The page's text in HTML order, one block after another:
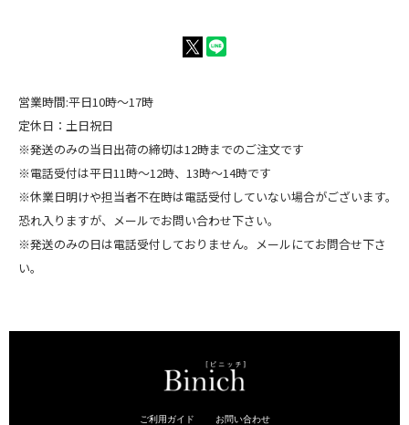
営業時間:平日10時～17時
定休日：土日祝日
※発送のみの当日出荷の締切は12時までのご注文です
※電話受付は平日11時～12時、13時～14時です
※休業日明けや担当者不在時は電話受付していない場合がございます。
恐れ入りますが、メールでお問い合わせ下さい。
※発送のみの日は電話受付しておりません。メールにてお問合せ下さ
い。